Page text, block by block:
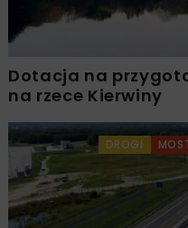
Dotacja na
na rzece Kierwiny
DROGI